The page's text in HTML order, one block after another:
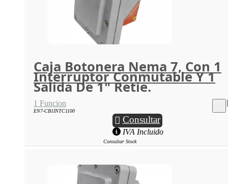
Caja Botonera Nema 7, Con 1
Interruptor Conmutable Y 1
Salida De 1" Retie.
1 Funcion
EN7-CB1INTC1100
Consultar
IVA Incluido
Consultar Stock